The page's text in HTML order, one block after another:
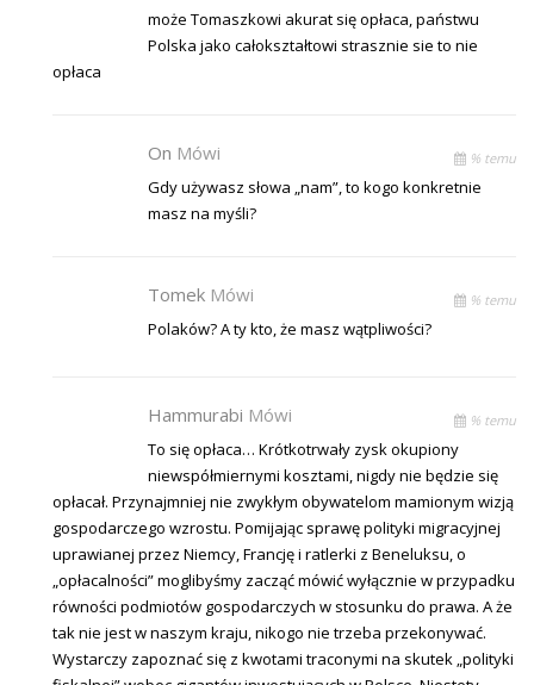
może Tomaszkowi akurat się opłaca, państwu
Polska jako całokształtowi strasznie sie to nie
opłaca
On Mówi % temu
Gdy używasz słowa „nam”, to kogo konkretnie
masz na myśli?
Tomek Mówi % temu
Polaków? A ty kto, że masz wątpliwości?
Hammurabi Mówi % temu
To się opłaca… Krótkotrwały zysk okupiony
niewspółmiernymi kosztami, nigdy nie będzie się
opłacał. Przynajmniej nie zwykłym obywatelom mamionym wizją
gospodarczego wzrostu. Pomijając sprawę polityki migracyjnej
uprawianej przez Niemcy, Francję i ratlerki z Beneluksu, o
„opłacalności” moglibyśmy zacząć mówić wyłącznie w przypadku
równości podmiotów gospodarczych w stosunku do prawa. A że
tak nie jest w naszym kraju, nikogo nie trzeba przekonywać.
Wystarczy zapoznać się z kwotami traconymi na skutek „polityki